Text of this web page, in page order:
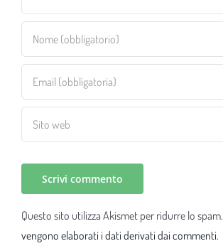
Questo sito utilizza Akismet per ridurre lo spam.
vengono elaborati i dati derivati dai commenti.